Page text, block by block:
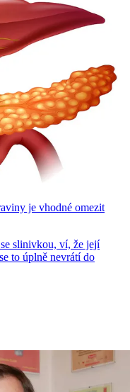
je vhodné omezit
slinivkou, ví, že její
to úplně nevrátí do